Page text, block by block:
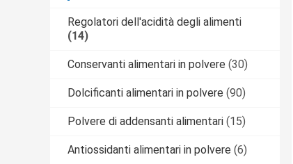
Regolatori dell'acidità degli alimenti
(14)
Conservanti alimentari in polvere (30)
Dolcificanti alimentari in polvere (90)
Polvere di addensanti alimentari (15)
Antiossidanti alimentari in polvere (6)